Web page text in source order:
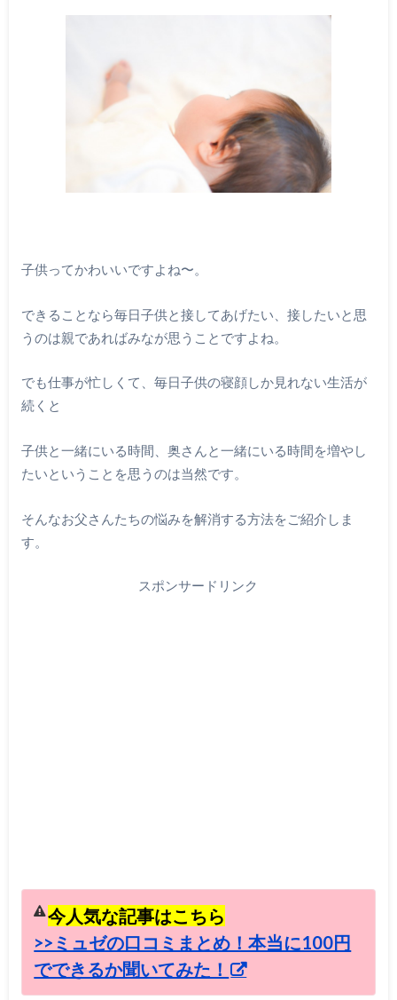
子供ってかわいいですよね〜。
できることなら毎日子供と接してあげたい、接したいと思
うのは親であればみなが思うことですよね。
でも仕事が忙しくて、毎日子供の寝顔しか見れない生活が
続くと
子供と一緒にいる時間、奥さんと一緒にいる時間を増やし
たいということを思うのは当然です。
そんなお父さんたちの悩みを解消する方法をご紹介しま
す。
スポンサードリンク
今人気な記事はこちら
>>ミュゼの口コミまとめ！本当に100円
でできるか聞いてみた！